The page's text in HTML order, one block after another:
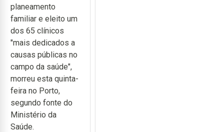
planeamento
familiar e eleito um
dos 65 clínicos
"mais dedicados a
causas públicas no
campo da saúde",
morreu esta quinta-
feira no Porto,
segundo fonte do
Ministério da
Saúde.